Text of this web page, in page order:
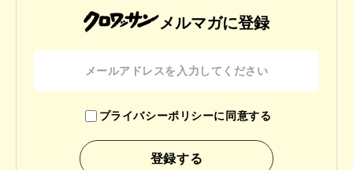
メルマガに登録
プライバシーポリシーに同意する